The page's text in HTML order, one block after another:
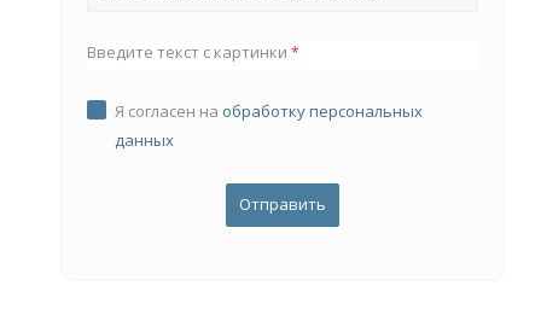
Введите текст с картинки *
Я согласен на обработку персональных
данных